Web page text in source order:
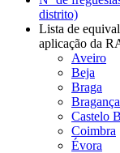
distrito)
Lista de
aplicação da
Aveiro
Beja
Braga
Bragança
Castelo
Coimbra
Évora